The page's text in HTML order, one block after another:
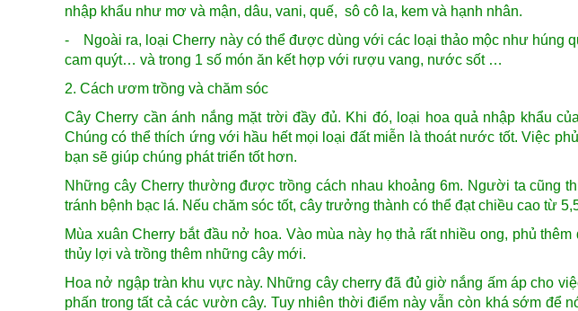
nhập khẩu như mơ và mận, dâu, vani, quế, sô cô la, kem và hạnh nhân.
- Ngoài ra, loại Cherry này có thể được dùng với các loại thảo mộc như húng
cam quýt… và trong 1 số món ăn kết hợp với rượu vang, nước sốt …
2. Cách ươm trồng và chăm sóc
Cây Cherry cần ánh nắng mặt trời đầy đủ. Khi đó, loại hoa quả nhập khẩu
Chúng có thể thích ứng với hầu hết mọi loại đất miễn là thoát nước tốt. Việc
bạn sẽ giúp chúng phát triển tốt hơn.
Những cây Cherry thường được trồng cách nhau khoảng 6m. Người ta cũng
tránh bệnh bạc lá. Nếu chăm sóc tốt, cây trưởng thành có thể đạt chiều cao từ
Mùa xuân Cherry bắt đầu nở hoa. Vào mùa này họ thả rất nhiều ong, phủ
thủy lợi và trồng thêm những cây mới.
Hoa nở ngập tràn khu vực này. Những cây cherry đã đủ giờ nắng ấm áp cho
phấn trong tất cả các vườn cây. Tuy nhiên thời điểm này vẫn còn khá sớm để